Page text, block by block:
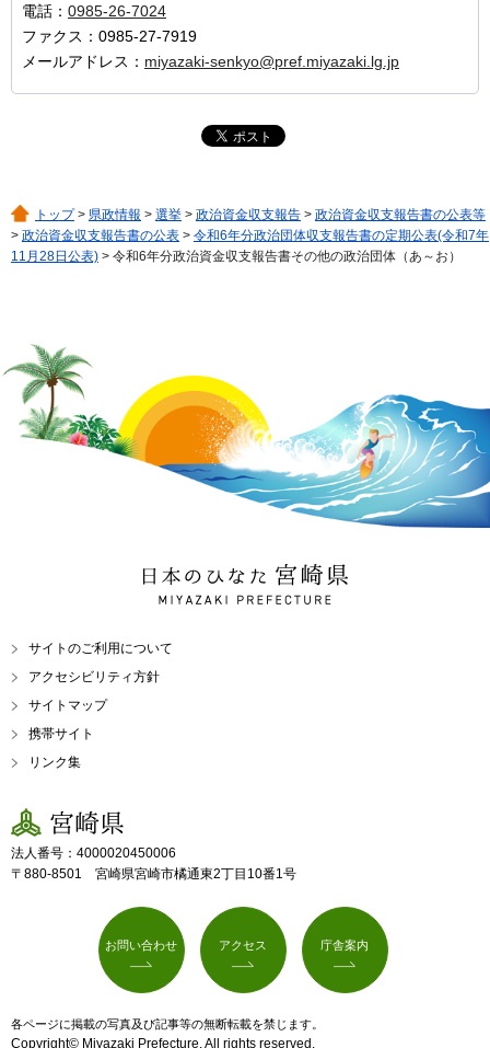
電話： 0985-26-7024
ファクス：0985-27-7919
メールアドレス： miyazaki-senkyo@pref.miyazaki.lg.jp
トップ> 県政情報 > 選挙 > 政治資金収支報告 > 政治資金収支報告書の公表等
> 政治資金収支報告書の公表 > 令和6年分政治団体収支報告書の定期公表(令和7年
11月28日公表) > 令和6年分政治資金収支報告書その他の政治団体（あ～お）
日本のひなた 宮崎県
MIYAZAKI PREFECTURE
サイトのご利用について
アクセシビリティ方針
サイトマップ
携帯サイト
リンク集
宮崎県
法人番号：4000020450006
〒880-8501 宮崎県宮崎市橘通東2丁目10番1号
お問い合わせ アクセス 庁舎案内
各ページに掲載の写真及び記事等の無断転載を禁じます。
Copyright© Miyazaki Prefecture. All rights reserved.